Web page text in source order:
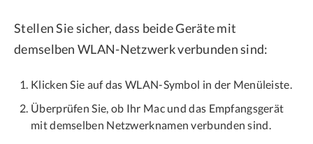
Stellen Sie sicher, dass beide Geräte mit
demselben WLAN-Netzwerk verbunden sind:
Klicken Sie auf das WLAN-Symbol in der Menüleiste.
Überprüfen Sie, ob Ihr Mac und das Empfangsgerät
mit demselben Netzwerknamen verbunden sind.